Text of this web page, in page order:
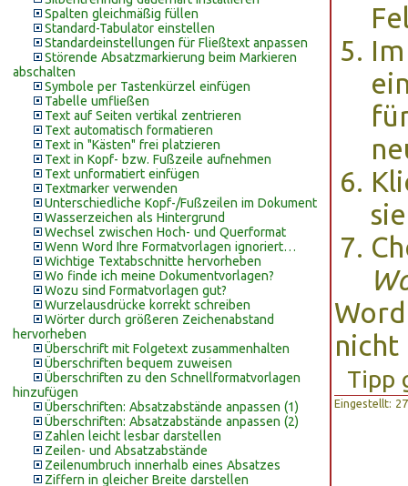
Spalten gleichmäßig füllen
Standard-Tabulator einstellen
Standardeinstellungen für Fließtext anpassen
Störende Absatzmarkierung beim Markieren
abschalten
Symbole per Tastenkürzel einfügen
Tabelle umfließen
Text auf Seiten vertikal zentrieren
Text automatisch formatieren
Text in "Kästen" frei platzieren
Text in Kopf- bzw. Fußzeile aufnehmen
Text unformatiert einfügen
Textmarker verwenden
Unterschiedliche Kopf-/Fußzeilen im Dokument
Wasserzeichen als Hintergrund
Wechsel zwischen Hoch- und Querformat
Wenn Word Ihre Formatvorlagen ignoriert…
Wichtige Textabschnitte hervorheben
Wo finde ich meine Dokumentvorlagen?
Wozu sind Formatvorlagen gut?
Wurzelausdrücke korrekt schreiben
Wörter durch größeren Zeichenabstand
hervorheben
Überschrift mit Folgetext zusammenhalten
Überschriften bequem zuweisen
Überschriften zu den Schnellformatvorlagen
hinzufügen
Überschriften: Absatzabstände anpassen (1)
Überschriften: Absatzabstände anpassen (2)
Zahlen leicht lesbar darstellen
Zeilen- und Absatzabstände
Zeilenumbruch innerhalb eines Absatzes
Ziffern in gleicher Breite darstellen
nicht
Tipp
Eingestellt: